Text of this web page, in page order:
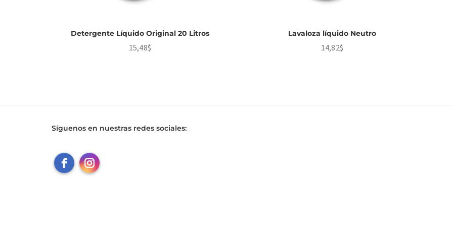
Detergente Líquido Original 20 Litros
15,48$
Lavaloza líquido Neutro
14,82$
Síguenos en nuestras redes sociales: